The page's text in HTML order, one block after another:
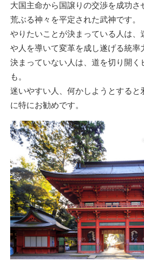
大国主命から国譲りの交渉を成功さ
荒ぶる神々を平定された武神です。
やりたいことが決まっている人は、
や人を導いて変革を成し遂げる統率
決まっていない人は、道を切り開く
も。
迷いやすい人、何かしようとすると
に特にお勧めです。